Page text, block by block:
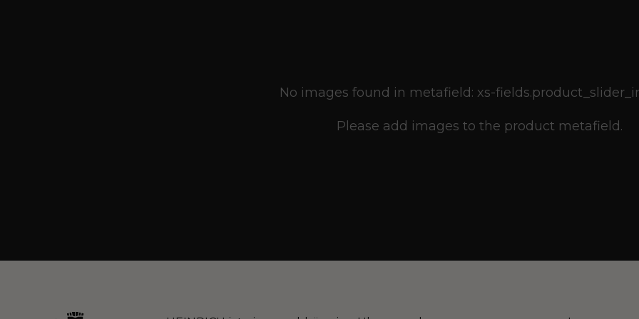
No images found in metafield: xs-
Please add images to the product metafield.